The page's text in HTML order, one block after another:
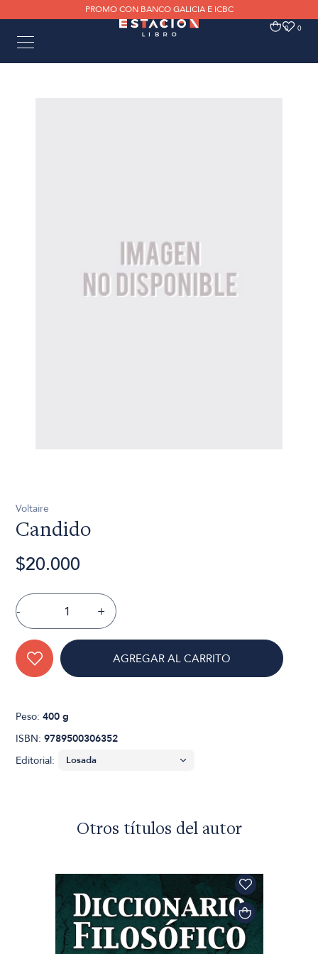
PROMO CON BANCO GALICIA E ICBC
0 0
Voltaire
Candido
$20.000
- +
AGREGAR AL CARRITO
Peso:400 g
ISBN:9789500306352
Editorial:
Otros títulos del autor